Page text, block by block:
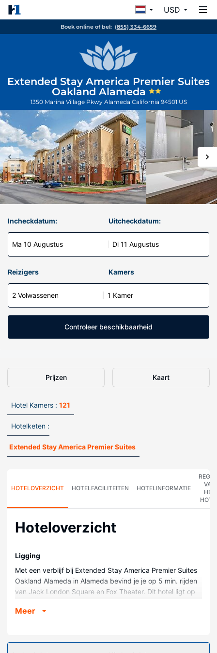
USD
Boek online of bel: (855) 334-6659
Extended Stay America Premier Suites
Oakland Alameda
1350 Marina Village Pkwy Alameda California 94501 US
Incheckdatum:
Ma 10 Augustus
Uitcheckdatum:
Di 11 Augustus
Reizigers Kamers
2 Volwassenen 1 Kamer
Controleer beschikbaarheid
Prijzen Kaart
Hotel Kamers : 121
Hotelketen :
Extended Stay America Premier Suites
HOTELOVERZICHT HOTELFACILITEITEN HOTELINFORMATIE
VAN
HET
Hoteloverzicht
Ligging
Met een verblijf bij Extended Stay America Premier Suites
Oakland Alameda in Alameda bevind je je op 5 min. rijden
van Jack London Square en Fox Theater. Dit hotel ligt op
Convention Center.
Doe of je thuis bent in één van de 121 kamers met
Meer